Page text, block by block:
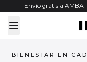
Envío gratis a AMBA
Toggle Menu
BIENESTAR EN